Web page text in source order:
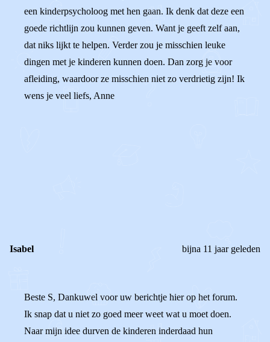
een kinderpsycholoog met hen gaan. Ik denk dat deze een
goede richtlijn zou kunnen geven. Want je geeft zelf aan,
dat niks lijkt te helpen. Verder zou je misschien leuke
dingen met je kinderen kunnen doen. Dan zorg je voor
afleiding, waardoor ze misschien niet zo verdrietig zijn! Ik
wens je veel liefs, Anne
Isabel bijna 11 jaar geleden
Beste S, Dankuwel voor uw berichtje hier op het forum.
Ik snap dat u niet zo goed meer weet wat u moet doen.
Naar mijn idee durven de kinderen inderdaad hun